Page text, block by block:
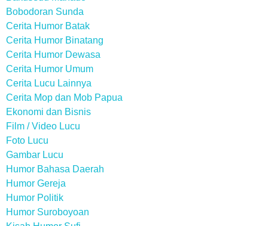
Bobodoran Sunda
Cerita Humor Batak
Cerita Humor Binatang
Cerita Humor Dewasa
Cerita Humor Umum
Cerita Lucu Lainnya
Cerita Mop dan Mob Papua
Ekonomi dan Bisnis
Film / Video Lucu
Foto Lucu
Gambar Lucu
Humor Bahasa Daerah
Humor Gereja
Humor Politik
Humor Suroboyoan